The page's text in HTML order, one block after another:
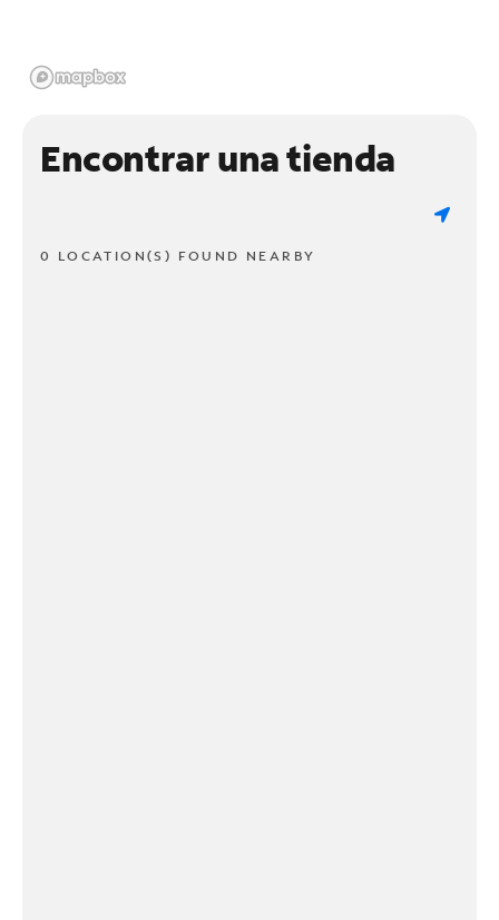
Encontrar una tienda
0 LOCATION(S) FOUND NEARBY